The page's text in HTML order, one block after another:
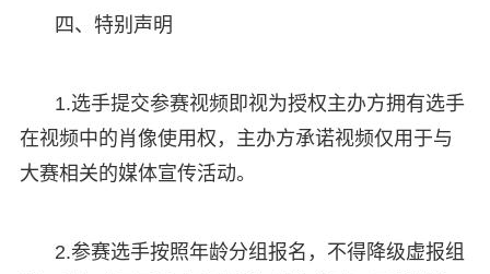
四、特别声明
1.选手提交参赛视频即视为授权主办方拥有选手
在视频中的肖像使用权，主办方承诺视频仅用于与
大赛相关的媒体宣传活动。
2.参赛选手按照年龄分组报名，不得降级虚报组